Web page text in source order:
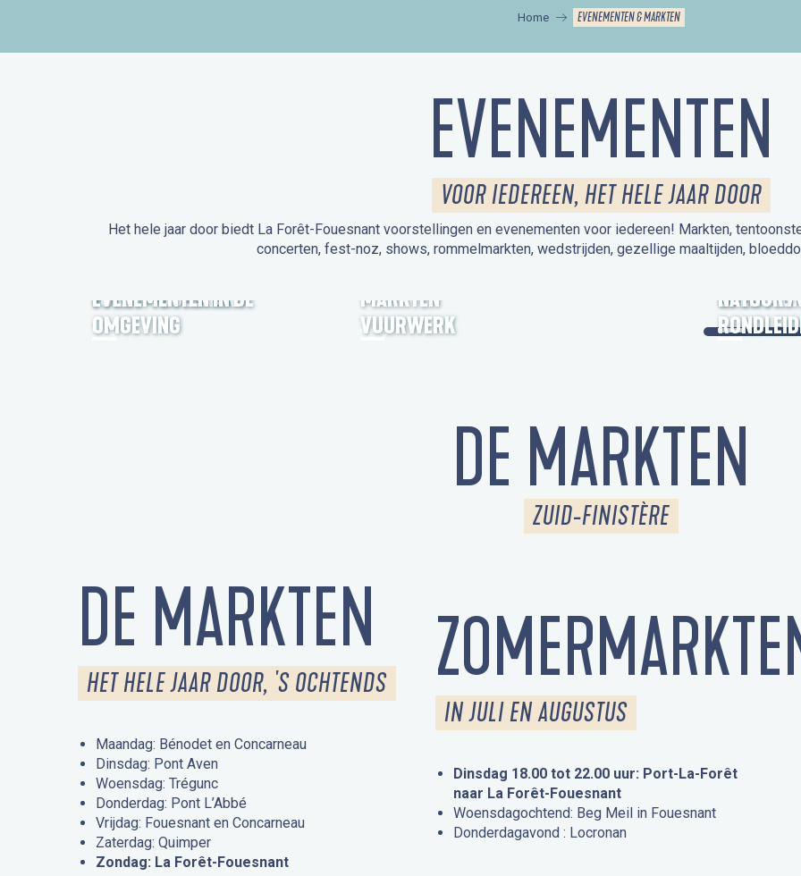
Home EVENEMENTEN & MARKTEN
EVENEMENTEN
VOOR IEDEREEN, HET HELE JAAR DOOR
Het hele jaar door biedt La Forêt-Fouesnant voorstellingen en evenementen voor iedereen! Markten,
concerten, fest-noz, shows, rommelmarkten, wedstrijden, gezellige maaltijden,
FORÊT-FOUESNANT
EVENEMENTEN IN DE
OMGEVING
MARKTEN
VUURWERK
OPEN
NATUUR /
DE MARKTEN
ZUID-FINISTÈRE
DE MARKTEN
HET HELE JAAR DOOR, 'S OCHTENDS
Maandag: Bénodet en Concarneau
Dinsdag: Pont Aven
Woensdag: Trégunc
Donderdag: Pont L’Abbé
Vrijdag: Fouesnant en Concarneau
Zaterdag: Quimper
Zondag: La Forêt-Fouesnant
IN JULI EN AUGUSTUS
Dinsdag 18.00 tot 22.00 uur: Port-La-Forêt
naar La Forêt-Fouesnant
Woensdagochtend: Beg Meil in Fouesnant
Donderdagavond : Locronan